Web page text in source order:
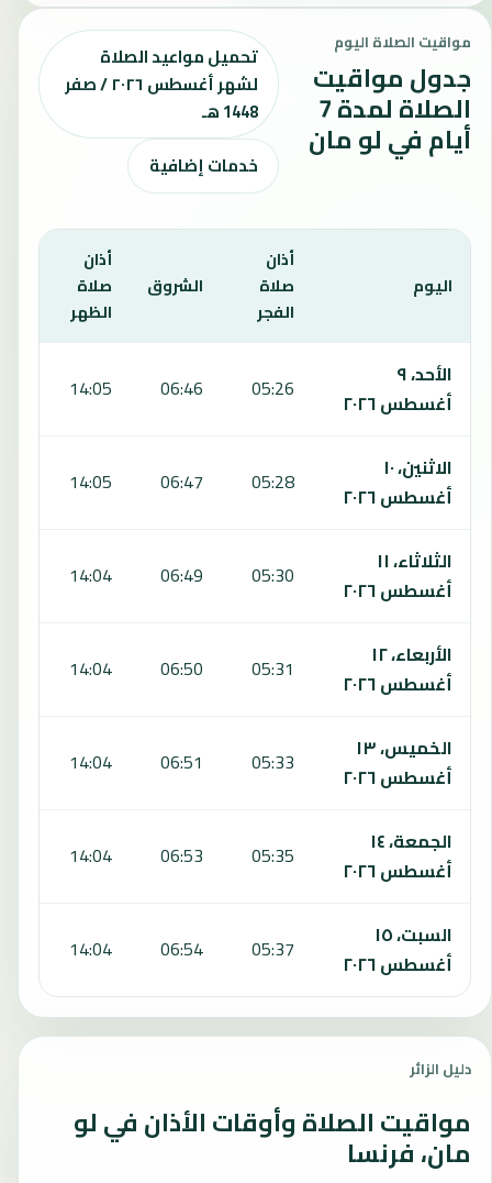
مواقيت الصلاة اليوم
جدول مواقيت
الصلاة لمدة 7
أيام في لو مان
تحميل مواعيد الصلاة
لشهر أغسطس ٢٠٢٦ / صفر
1448 هـ
خدمات إضافية
اليوم
أذان
صلاة
الفجر
الشروق
أذان
صلاة
الظهر
الأحد، ٩
أغسطس ٢٠٢٦
05:26
06:46
14:05
الاثنين، ١٠
أغسطس ٢٠٢٦
05:28
06:47
14:05
الثلاثاء، ١١
أغسطس ٢٠٢٦
05:30
06:49
14:04
الأربعاء، ١٢
أغسطس ٢٠٢٦
05:31
06:50
14:04
الخميس، ١٣
أغسطس ٢٠٢٦
05:33
06:51
14:04
الجمعة، ١٤
أغسطس ٢٠٢٦
05:35
06:53
14:04
السبت، ١٥
أغسطس ٢٠٢٦
05:37
06:54
14:04
دليل الزائر
مواقيت الصلاة وأوقات الأذان في لو
مان، فرنسا